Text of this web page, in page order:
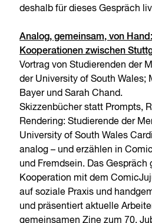
deshalb für dieses Gespräch
Analog, gemeinsam, von
Kooperationen zwischen
Vortrag von Studierenden der
der University of South Wales;
Bayer und Sarah Chand.
Skizzenbücher statt Prompts,
Rendering: Studierende der
University of South Wales
analog – und erzählen in
und Fremdsein. Das
Kooperation mit dem
auf soziale Praxis und
und präsentiert aktuelle
gemeinsamen Zine zum 70.